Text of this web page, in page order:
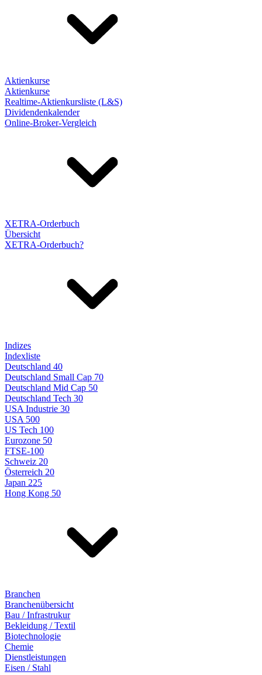
Aktienkurse
Aktienkurse
Realtime-Aktienkursliste (L&S)
Dividendenkalender
Online-Broker-Vergleich
XETRA-Orderbuch
Übersicht
XETRA-Orderbuch?
Indizes
Indexliste
Deutschland 40
Deutschland Small Cap 70
Deutschland Mid Cap 50
Deutschland Tech 30
USA Industrie 30
USA 500
US Tech 100
Eurozone 50
FTSE-100
Schweiz 20
Österreich 20
Japan 225
Hong Kong 50
Branchen
Branchenübersicht
Bau / Infrastrukur
Bekleidung / Textil
Biotechnologie
Chemie
Dienstleistungen
Eisen / Stahl